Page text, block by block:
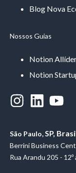
Blog Nova
Nossos Guias
Notion
Notion
São Paulo,SP,
Berrini Business
Rua Arandu 205 - 12º